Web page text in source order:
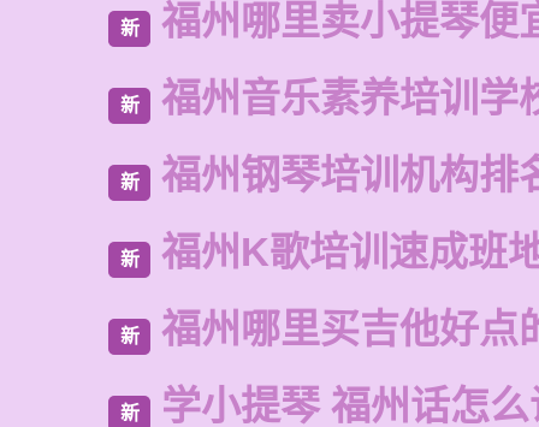
新 福州哪里卖小提琴便
新 福州音乐素养培训学
新 福州钢琴培训机构排
新 福州K歌培训速成班
新 福州哪里买吉他好点
新 学小提琴 福州话怎